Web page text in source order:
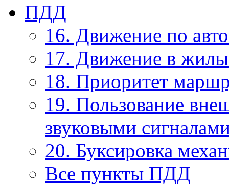
ПДД
16. Движение по
17. Движение в
18. Приоритет
19. Пользование
звуковыми
20. Буксировка
Все пункты ПДД